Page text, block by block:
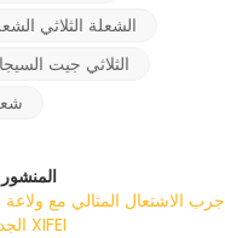
الشعلة الثلاثي
الثلاثي جيت
3
جرب الاشتعال المثالي مع ولاعة
الجديدة من XIFEI